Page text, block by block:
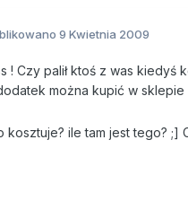
9 Kwietnia 2009
! Czy palił ktoś z was kiedyś
można kupić w
kosztuje? ile tam jest tego?